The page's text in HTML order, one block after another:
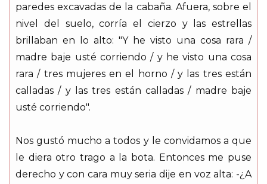
paredes excavadas de la cabaña. Afuera, sobre el
nivel del suelo, corría el cierzo y las estrellas
brillaban en lo alto: "Y he visto una cosa rara /
madre baje usté corriendo / y he visto una cosa
rara / tres mujeres en el horno / y las tres están
calladas / y las tres están calladas / madre baje
usté corriendo".
Nos gustó mucho a todos y le convidamos a que
le diera otro trago a la bota. Entonces me puse
derecho y con cara muy seria dije en voz alta: -¿A